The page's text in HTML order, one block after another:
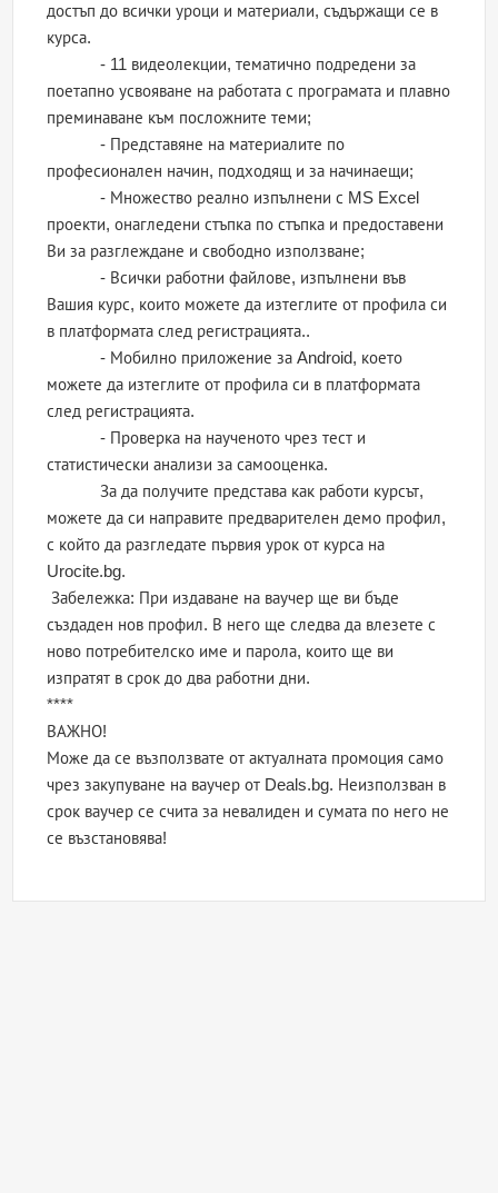
достъп до всички уроци и материали, съдържащи се в
курса.
- 11 видеолекции, тематично подредени за
поетапно усвояване на работата с програмата и плавно
преминаване към посложните теми;
- Представяне на материалите по
професионален начин, подходящ и за начинаещи;
- Множество реално изпълнени с MS Excel
проекти, онагледени стъпка по стъпка и предоставени
Ви за разглеждане и свободно използване;
- Всички работни файлове, изпълнени във
Вашия курс, които можете да изтеглите от профила си
в платформата след регистрацията..
- Мобилно приложение за Android, което
можете да изтеглите от профила си в платформата
след регистрацията.
- Проверка на наученото чрез тест и
статистически анализи за самооценка.
За да получите представа как работи курсът,
можете да си направите предварителен демо профил,
с който да разгледате първия урок от курса на
Urocite.bg.
Забележка: При издаване на ваучер ще ви бъде
създаден нов профил. В него ще следва да влезете с
ново потребителско име и парола, които ще ви
изпратят в срок до два работни дни.
****
ВАЖНО!
Може да се възползвате от актуалната промоция само
чрез закупуване на ваучер от Deals.bg. Неизползван в
срок ваучер се счита за невалиден и сумата по него не
се възстановява!